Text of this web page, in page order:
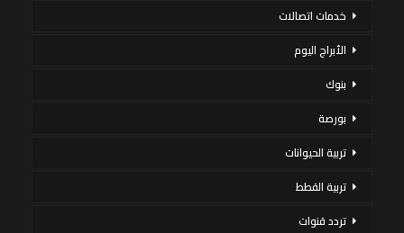
خدمات اتصالات
الأبراج اليوم
بنوك
بورصة
تربية الحيوانات
تربية القطط
تردد قنوات